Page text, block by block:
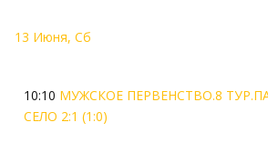
13 Июня, Сб
10:10 МУЖСКОЕ ПЕРВЕНСТВО.8
СЕЛО 2:1 (1:0)